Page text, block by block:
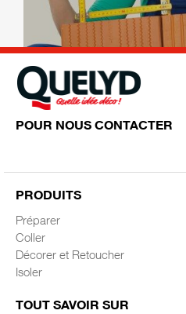
POUR NOUS CONTACTER
PRODUITS
Préparer
Coller
Décorer et Retoucher
Isoler
TOUT SAVOIR SUR